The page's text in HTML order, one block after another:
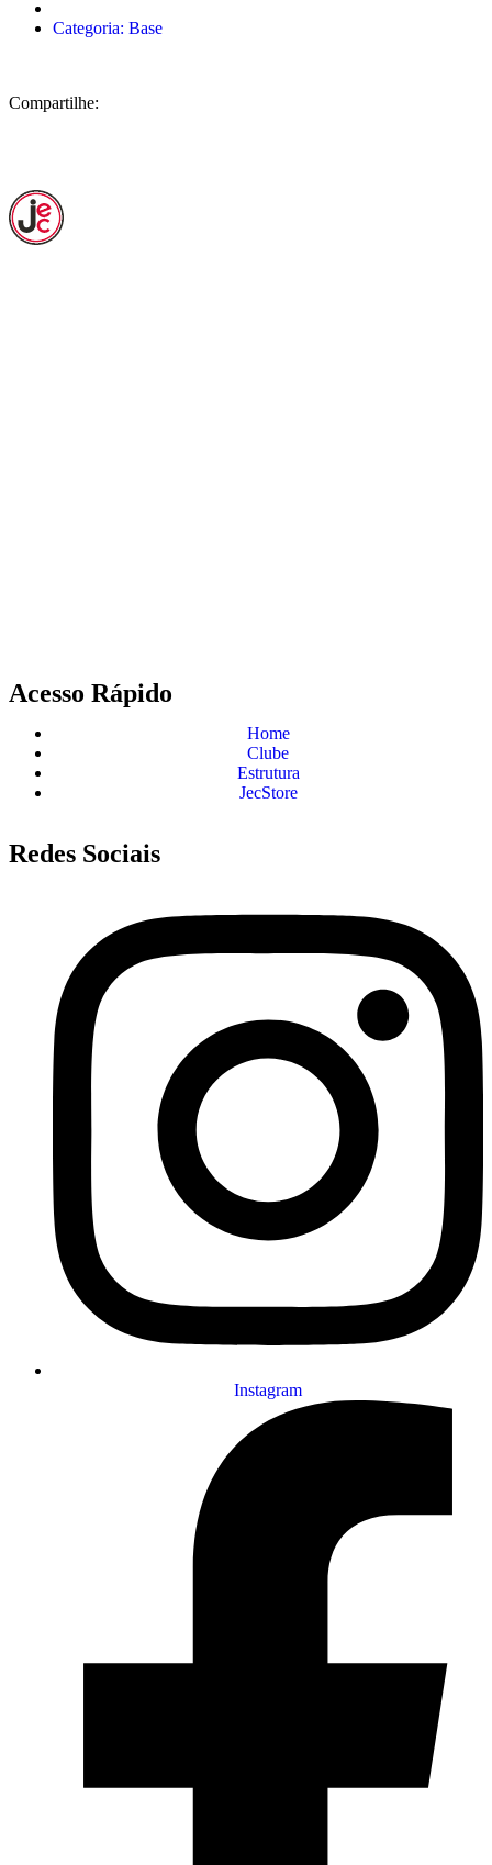
Categoria: Base
Compartilhe:
Acesso Rápido
Home
Clube
Estrutura
JecStore
Redes Sociais
Instagram